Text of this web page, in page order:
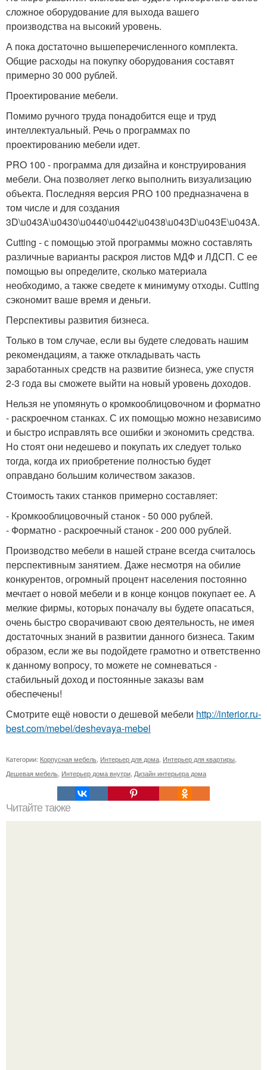
сложное оборудование для выхода вашего
производства на высокий уровень.
А пока достаточно вышеперечисленного комплекта.
Общие расходы на покупку оборудования составят
примерно 30 000 рублей.
Проектирование мебели.
Помимо ручного труда понадобится еще и труд
интеллектуальный. Речь о программах по
проектированию мебели идет.
PRO 100 - программа для дизайна и конструирования
мебели. Она позволяет легко выполнить визуализацию
объекта. Последняя версия PRO 100 предназначена в
том числе и для создания
3D\u043A\u0430\u0440\u0442\u0438\u043D\u043E\u043A.
Cutting - с помощью этой программы можно составлять
различные варианты раскроя листов МДФ и ЛДСП. С ее
помощью вы определите, сколько материала
необходимо, а также сведете к минимуму отходы. Cutting
сэкономит ваше время и деньги.
Перспективы развития бизнеса.
Только в том случае, если вы будете следовать нашим
рекомендациям, а также откладывать часть
заработанных средств на развитие бизнеса, уже спустя
2-3 года вы сможете выйти на новый уровень доходов.
Нельзя не упомянуть о кромкооблицовочном и форматно
- раскроечном станках. С их помощью можно независимо
и быстро исправлять все ошибки и экономить средства.
Но стоят они недешево и покупать их следует только
тогда, когда их приобретение полностью будет
оправдано большим количеством заказов.
Стоимость таких станков примерно составляет:
- Кромкооблицовочный станок - 50 000 рублей.
- Форматно - раскроечный станок - 200 000 рублей.
Производство мебели в нашей стране всегда считалось
перспективным занятием. Даже несмотря на обилие
конкурентов, огромный процент населения постоянно
мечтает о новой мебели и в конце концов покупает ее. А
мелкие фирмы, которых поначалу вы будете опасаться,
очень быстро сворачивают свою деятельность, не имея
достаточных знаний в развитии данного бизнеса. Таким
образом, если же вы подойдете грамотно и ответственно
к данному вопросу, то можете не сомневаться -
стабильный доход и постоянные заказы вам
обеспечены!
Смотрите ещё новости о дешевой мебели http://interior.ru-
best.com/mebel/deshevaya-mebel
Категории: Корпусная мебель Интерьер для дома Интерьер для квартиры
Дешевая мебель Интерьер дома внутри Дизайн интерьера дома
Читайте также